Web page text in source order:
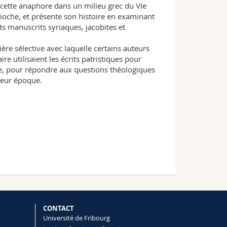
anaphore dans un milieu grec du VIe
et présente son histoire en examinant
manuscrits syriaques, jacobites et
sélective avec laquelle certains auteurs
utilisaient les écrits patristiques pour
pour répondre aux questions théologiques
époque.
CONTACT
Université de Fribourg